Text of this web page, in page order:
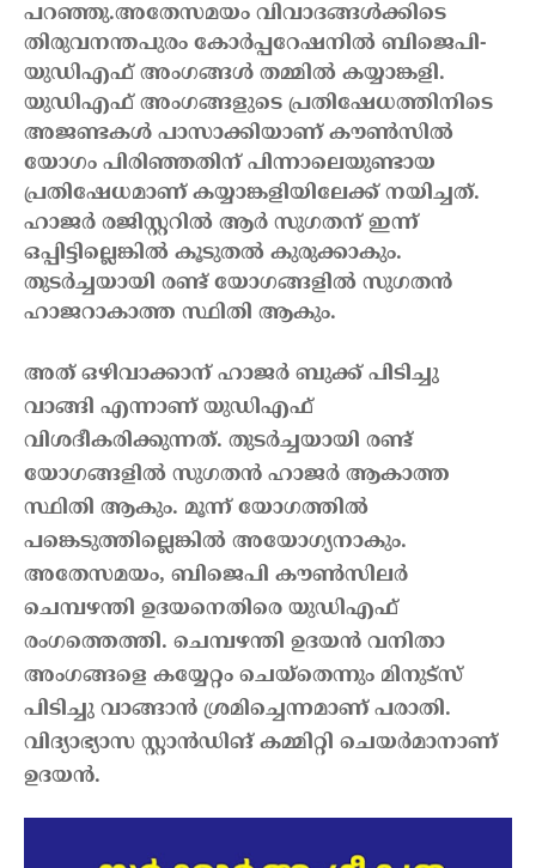
പറഞ്ഞു.അതേസമയം വിവാദങ്ങൾക്കിടെ
തിരുവനന്തപുരം കോര്‍പ്പറേഷനില്‍ ബിജെപി-
യുഡിഎഫ് അംഗങ്ങള്‍ തമ്മിൽ കയ്യാങ്കളി.
യുഡിഎഫ് അംഗങ്ങളുടെ പ്രതിഷേധത്തിനിടെ
അജണ്ടകള്‍ പാസാക്കിയാണ് കൗണ്‍സില്‍
യോഗം പിരിഞ്ഞതിന് പിന്നാലെയുണ്ടായ
പ്രതിഷേധമാണ് കയ്യാങ്കളിയിലേക്ക് നയിച്ചത്.
ഹാജര്‍ രജിസ്റ്ററില്‍ ആര്‍ സുഗതന് ഇന്ന്
ഒപ്പിട്ടില്ലെങ്കിൽ കൂടുതൽ കുരുക്കാകും.
തുടർച്ചയായി രണ്ട് യോഗങ്ങളിൽ സുഗതൻ
ഹാജറാകാത്ത സ്ഥിതി ആകും.
അത് ഒഴിവാക്കാന് ഹാജർ ബുക്ക് പിടിച്ചു
വാങ്ങി എന്നാണ് യുഡിഎഫ്
വിശദീകരിക്കുന്നത്. തുടർച്ചയായി രണ്ട്
യോഗങ്ങളിൽ സുഗതൻ ഹാജർ ആകാത്ത
സ്ഥിതി ആകും. മൂന്ന് യോഗത്തിൽ
പങ്കെടുത്തില്ലെങ്കിൽ അയോഗ്യനാകും.
അതേസമയം, ബിജെപി കൗൺസിലർ
ചെമ്പഴന്തി ഉദയനെതിരെ യുഡിഎഫ്
രംഗത്തെത്തി. ചെമ്പഴന്തി ഉദയന്‍ വനിതാ
അംഗങ്ങളെ കയ്യേറ്റം ചെയ്തെന്നും മിനുട്സ്
പിടിച്ചു വാങ്ങാൻ ശ്രമിച്ചെന്നമാണ് പരാതി.
വിദ്യാഭ്യാസ സ്റ്റാൻഡിങ്‌ കമ്മിറ്റി ചെയർമാനാണ്
ഉദയന്‍.